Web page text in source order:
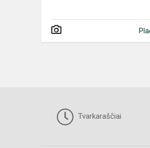
Tvarkaraščiai